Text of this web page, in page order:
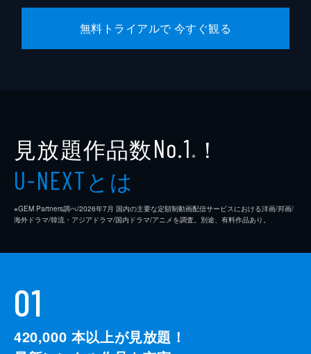
無料トライアルで 今すぐ観る
見放題作品数No.1 ※ ！
U-NEXTとは
※GEM Partners調べ/2026年7⽉ 国内の主要な定額制動画配信サービスにおける洋画/邦画/
海外ドラマ/韓流・アジアドラマ/国内ドラマ/アニメを調査。別途、有料作品あり。
01
420,000 本以上が見放題！